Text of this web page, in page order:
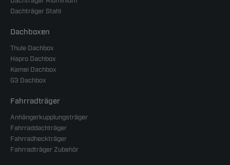
Dachträger Stahl
Dachboxen
Thule Dachbox
Hapro Dachbox
Kamei Dachbox
G3 Dachbox
Fahrradträger
Anhängerkupplungsträger
Fahrraddachträger
Fahrradheckträger
Fahrradträger Zubehör